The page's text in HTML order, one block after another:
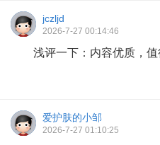
jczljd
2026-7-27 00:14:46
浅评一下：内容优质，值
爱护肤的小邹
2026-7-27 01:10:25